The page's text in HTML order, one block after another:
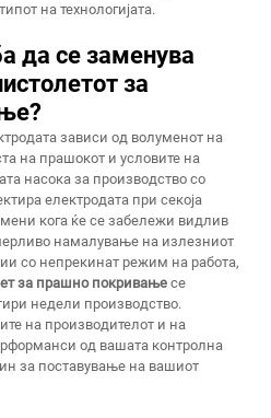
на технологијата.
да се заменува
за
зависи од волуменот на
на прашокот и условите на
насока за производство со
електродата при секоја
кога ќе се забележи видлив
намалување на излезниот
со непрекинат режим на работа,
за прашно покривање се
недели производство.
на производителот и на
од вашата контролна
за поставување на вашиот